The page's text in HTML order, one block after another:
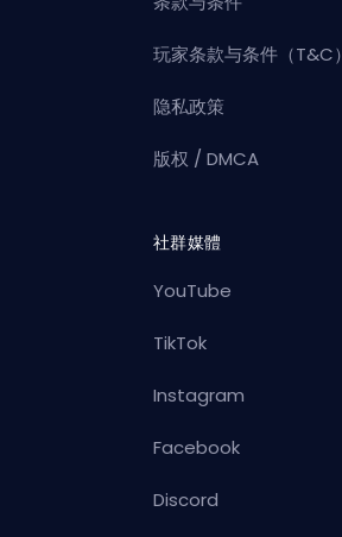
玩家条款与条件（T&C）
隐私政策
版权 / DMCA
社群媒體
YouTube
TikTok
Instagram
Facebook
Discord